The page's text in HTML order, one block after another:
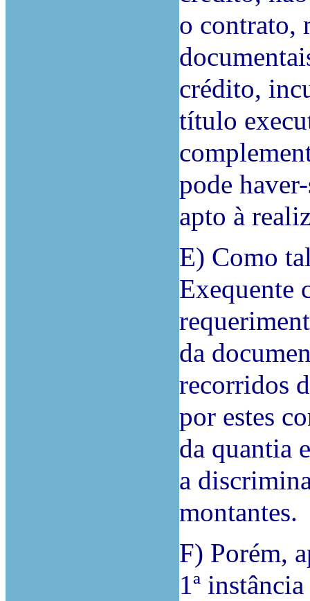
o contrato,
crédito,
título
pode
apto à
E) Como
Exequente
da
recorridos
por estes
da quantia
a
montantes.
F) Porém,
1ª